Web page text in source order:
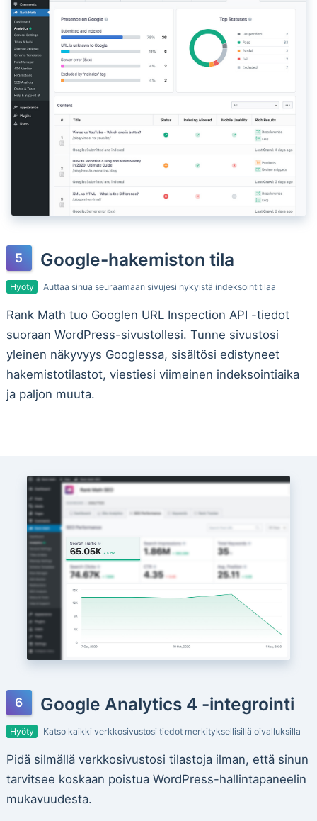
Google-hakemiston tila
Hyöty Auttaa sinua seuraamaan sivujesi nykyistä indeksointitilaa
Rank Math tuo Googlen URL Inspection API -tiedot
suoraan WordPress-sivustollesi. Tunne sivustosi
yleinen näkyvyys Googlessa, sisältösi edistyneet
hakemistotilastot, viestiesi viimeinen indeksointiaika
ja paljon muuta.
Google Analytics 4 -integrointi
Hyöty Katso kaikki verkkosivustosi tiedot merkityksellisillä oivalluksilla
Pidä silmällä verkkosivustosi tilastoja ilman, että sinun
tarvitsee koskaan poistua WordPress-hallintapaneelin
mukavuudesta.